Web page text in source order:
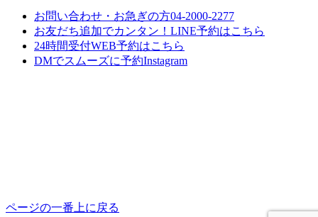
お問い合わせ・お急ぎの方04-2000-2277
お友だち追加でカンタン！ LINE予約はこちら
24時間受付WEB予約はこちら
DMでスムーズに予約Instagram
ページの一番上に戻る